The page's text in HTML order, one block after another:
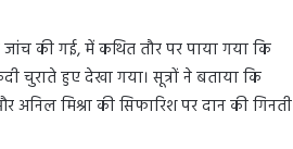
की गई, में कथित तौर पर पाया गया कि
चुराते हुए देखा गया। सूत्रों ने बताया कि
मिश्रा की सिफारिश पर दान की गिनती